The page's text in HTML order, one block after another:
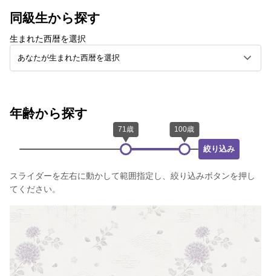
同級生から探す
生まれた西暦を選択
年齢から探す
絞り込み
スライダーを左右に動かして範囲指定し、絞り込みボタンを押し
てください。